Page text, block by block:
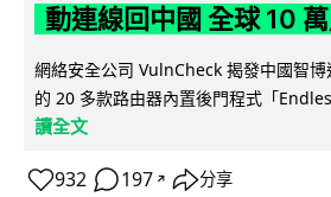
動連線回中國 全球 10
網絡安全公司 VulnCheck 揭發中國智
的 20 多款路由器內置後門程式「
讀全文
932 197 ↗ 分享